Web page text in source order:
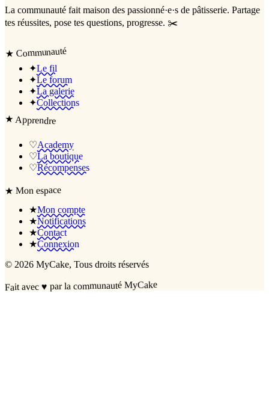
La communauté fait maison des passionné·e·s de pâtisserie. Partage
tes réussites, pose tes questions, progresse. ✂️
★ Communauté
✦Le fil
✦Le forum
✦La galerie
✦Collections
★Apprendre
♡Academy
♡La boutique
♡Récompenses
★Mon espace
★Mon compte
★Notifications
★Contact
★Connexion
© 2026 MyCake, Tous droits réservés
Fait avec♥ par la communauté MyCake